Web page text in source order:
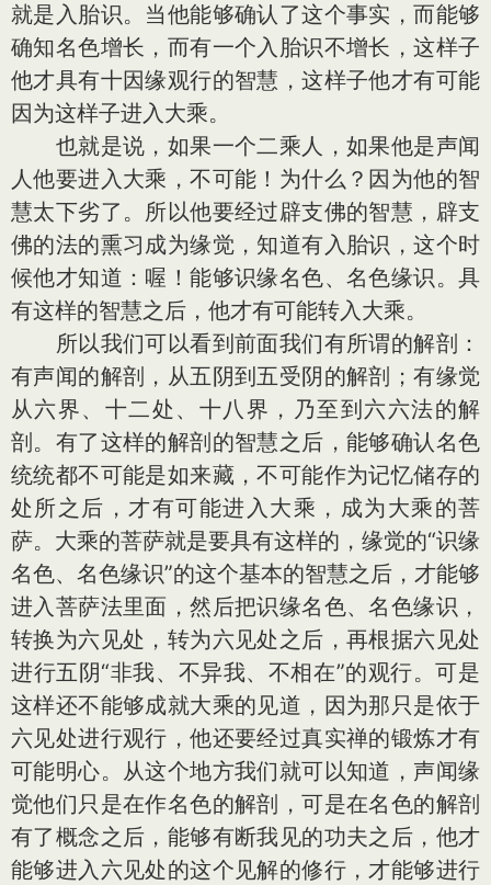
就是入胎识。当他能够确认了这个事实，而能够
确知名色增长，而有一个入胎识不增长，这样子
他才具有十因缘观行的智慧，这样子他才有可能
因为这样子进入大乘。
也就是说，如果一个二乘人，如果他是声闻
人他要进入大乘，不可能！为什么？因为他的智
慧太下劣了。所以他要经过辟支佛的智慧，辟支
佛的法的熏习成为缘觉，知道有入胎识，这个时
候他才知道：喔！能够识缘名色、名色缘识。具
有这样的智慧之后，他才有可能转入大乘。
所以我们可以看到前面我们有所谓的解剖：
有声闻的解剖，从五阴到五受阴的解剖；有缘觉
从六界、十二处、十八界，乃至到六六法的解
剖。有了这样的解剖的智慧之后，能够确认名色
统统都不可能是如来藏，不可能作为记忆储存的
处所之后，才有可能进入大乘，成为大乘的菩
萨。大乘的菩萨就是要具有这样的，缘觉的“识缘
名色、名色缘识”的这个基本的智慧之后，才能够
进入菩萨法里面，然后把识缘名色、名色缘识，
转换为六见处，转为六见处之后，再根据六见处
进行五阴“非我、不异我、不相在”的观行。可是
这样还不能够成就大乘的见道，因为那只是依于
六见处进行观行，他还要经过真实禅的锻炼才有
可能明心。从这个地方我们就可以知道，声闻缘
觉他们只是在作名色的解剖，可是在名色的解剖
有了概念之后，能够有断我见的功夫之后，他才
能够进入六见处的这个见解的修行，才能够进行